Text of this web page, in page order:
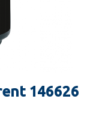
146626